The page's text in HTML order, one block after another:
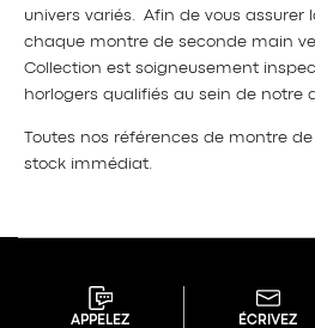
univers variés. Afin de vous assurer
chaque montre de seconde main
Collection est soigneusement
horlogers qualifiés au sein de notre
Toutes nos références de montre
stock immédiat.
APPELEZ ÉCRIVEZ